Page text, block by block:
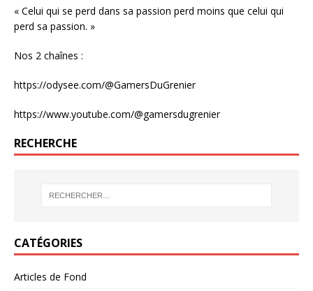
« Celui qui se perd dans sa passion perd moins que celui qui
perd sa passion. »
Nos 2 chaînes :
https://odysee.com/@GamersDuGrenier
https://www.youtube.com/@gamersdugrenier
RECHERCHE
CATÉGORIES
Articles de Fond